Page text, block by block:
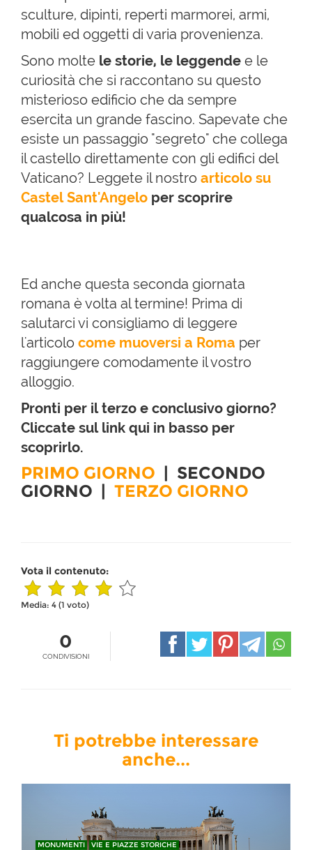
sculture, dipinti, reperti marmorei, armi,
mobili ed oggetti di varia provenienza.
Sono molte le storie, le leggende e le
curiosità che si raccontano su questo
misterioso edificio che da sempre
esercita un grande fascino. Sapevate che
esiste un passaggio "segreto" che collega
il castello direttamente con gli edifici del
Vaticano? Leggete il nostro articolo su
Castel Sant'Angelo per scoprire
qualcosa in più!
Ed anche questa seconda giornata
romana è volta al termine! Prima di
salutarci vi consigliamo di leggere
l'articolo come muoversi a Roma per
raggiungere comodamente il vostro
alloggio.
Pronti per il terzo e conclusivo giorno?
Cliccate sul link qui in basso per
scoprirlo.
PRIMO GIORNO | SECONDO
GIORNO | TERZO GIORNO
Vota il contenuto:
Media: 4 (1 voto)
0
CONDIVISIONI
Ti potrebbe interessare
anche...
MONUMENTI VIE E PIAZZE STORICHE